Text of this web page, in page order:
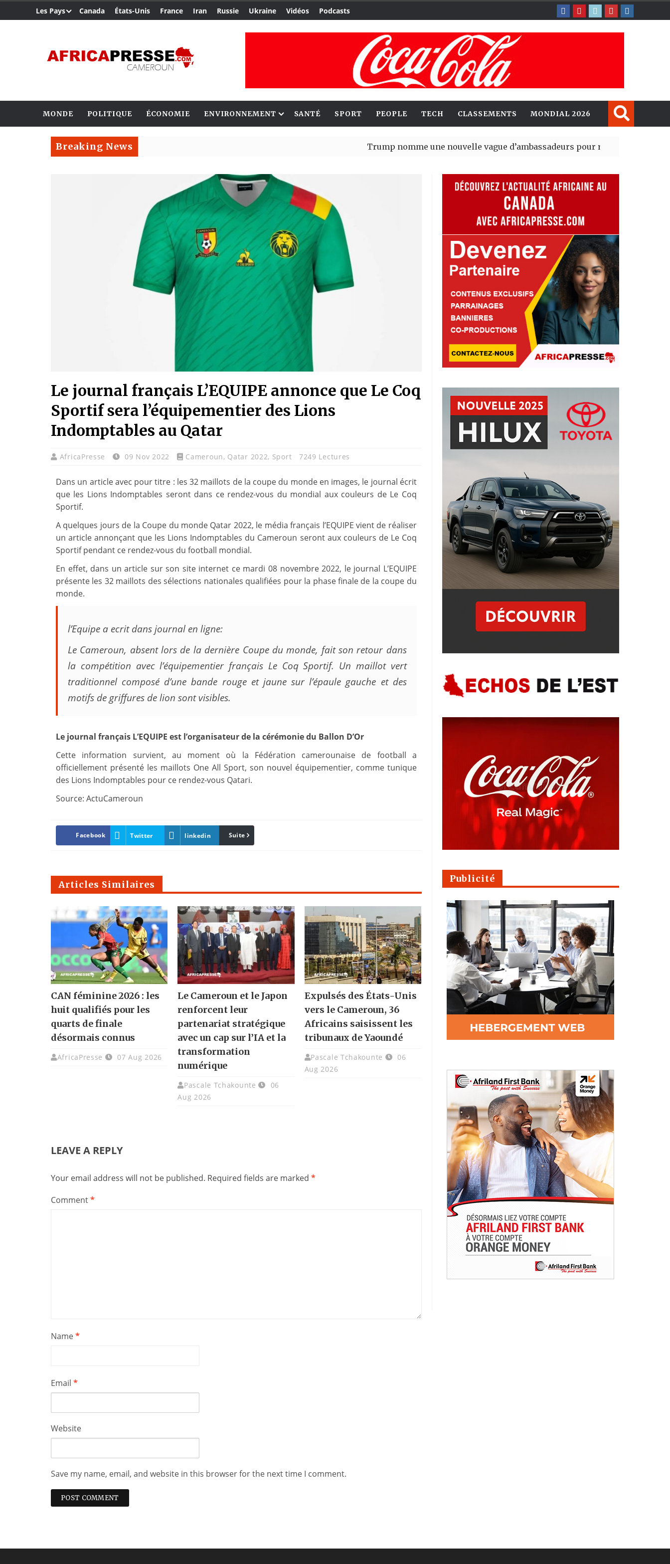
Les Pays Canada États-Unis France Iran Russie Ukraine Vidéos Podcasts
MONDE POLITIQUE ÉCONOMIE ENVIRONNEMENT SANTÉ SPORT PEOPLE TECH CLASSEMENTS MONDIAL 2026
Breaking News Trump nomme une nouvelle vague d’ambassadeurs pour renforcer la présence
Le journal français L’EQUIPE annonce que Le Coq
Sportif sera l’équipementier des Lions
Indomptables au Qatar
AfricaPresse 09 Nov 2022 Cameroun, Qatar 2022, Sport 7249 Lectures
Dans un article avec pour titre : les 32 maillots de la coupe du monde en images, le journal écrit
que les Lions Indomptables seront dans ce rendez-vous du mondial aux couleurs de Le Coq
Sportif.
A quelques jours de la Coupe du monde Qatar 2022, le média français l’EQUIPE vient de réaliser
un article annonçant que les Lions Indomptables du Cameroun seront aux couleurs de Le Coq
Sportif pendant ce rendez-vous du football mondial.
En effet, dans un article sur son site internet ce mardi 08 novembre 2022, le journal L’EQUIPE
présente les 32 maillots des sélections nationales qualifiées pour la phase finale de la coupe du
monde.
l’Equipe a ecrit dans journal en ligne:
Le Cameroun, absent lors de la dernière Coupe du monde, fait son retour dans
la compétition avec l’équipementier français Le Coq Sportif. Un maillot vert
traditionnel composé d’une bande rouge et jaune sur l’épaule gauche et des
motifs de griffures de lion sont visibles.
Le journal français L’EQUIPE est l’organisateur de la cérémonie du Ballon D’Or
Cette information survient, au moment où la Fédération camerounaise de football a
officiellement présenté les maillots One All Sport, son nouvel équipementier, comme tunique
des Lions Indomptables pour ce rendez-vous Qatari.
Source: ActuCameroun
Facebook Twitter linkedin Pinterest
Suite
Articles Similaires
CAN féminine 2026 : les
huit qualifiés pour les
quarts de finale
désormais connus
AfricaPresse 07 Aug 2026
Le Cameroun et le Japon
renforcent leur
partenariat stratégique
avec un cap sur l’IA et la
transformation
numérique
Pascale Tchakounte
06
Aug 2026
Expulsés des États-Unis
vers le Cameroun, 36
Africains saisissent les
tribunaux de Yaoundé
Pascale Tchakounte
06
Aug 2026
LEAVE A REPLY
Your email address will not be published. Required fields are marked *
Comment*
Name*
Email *
Website
Save my name, email, and website in this browser for the next time I comment.
Publicité